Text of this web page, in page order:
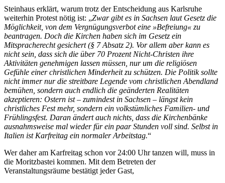
Steinhaus erklärt, warum trotz der Entscheidung aus Karlsruhe
weiterhin Protest nötig ist: „Zwar gibt es in Sachsen laut Gesetz die
Möglichkeit, von dem Vergnügungsverbot eine »Befreiung« zu
beantragen. Doch die Kirchen haben sich im Gesetz ein
Mitspracherecht gesichert (§ 7 Absatz 2). Vor allem aber kann es
nicht sein, dass sich die über 70 Prozent Nicht-Christen ihre
Aktivitäten genehmigen lassen müssen, nur um die religiösen
Gefühle einer christlichen Minderheit zu schützen. Die Politik sollte
nicht immer nur die streitbare Legende vom christlichen Abendland
bemühen, sondern auch endlich die geänderten Realitäten
akzeptieren: Ostern ist – zumindest in Sachsen – längst kein
christliches Fest mehr, sondern ein volkstümliches Familien- und
Frühlingsfest. Daran ändert auch nichts, dass die Kirchenbänke
ausnahmsweise mal wieder für ein paar Stunden voll sind. Selbst in
Italien ist Karfreitag ein normaler Arbeitstag.“
Wer daher am Karfreitag schon vor 24:00 Uhr tanzen will, muss in
die Moritzbastei kommen. Mit dem Betreten der
Veranstaltungsräume bestätigt jeder Gast,